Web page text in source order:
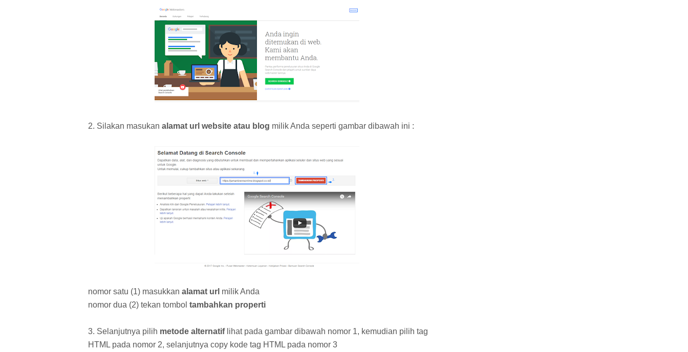
2. Silakan masukan alamat url website atau blog milik Anda seperti gambar dibawah ini :
nomor satu (1) masukkan alamat url milik Anda
nomor dua (2) tekan tombol tambahkan properti
3. Selanjutnya pilih metode alternatiflihat pada gambar dibawah nomor 1, kemudian pilih tag
HTML pada nomor 2, selanjutnya copy kode tag HTML pada nomor 3